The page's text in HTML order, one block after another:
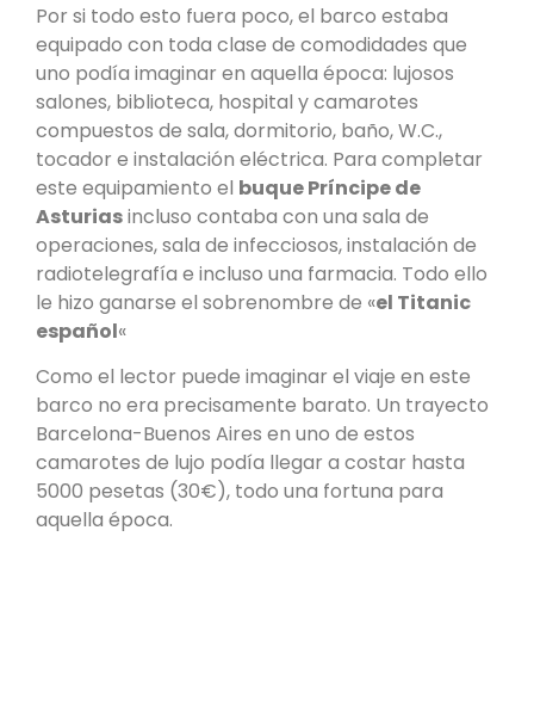
Por si todo esto fuera poco, el barco estaba
equipado con toda clase de comodidades que
uno podía imaginar en aquella época: lujosos
salones, biblioteca, hospital y camarotes
compuestos de sala, dormitorio, baño, W.C.,
tocador e instalación eléctrica. Para completar
este equipamiento el buque Príncipe de
Asturiasincluso contaba con una sala de
operaciones, sala de infecciosos, instalación de
radiotelegrafía e incluso una farmacia. Todo ello
le hizo ganarse el sobrenombre de «el Titanic
español«
Como el lector puede imaginar el viaje en este
barco no era precisamente barato. Un trayecto
Barcelona-Buenos Aires en uno de estos
camarotes de lujo podía llegar a costar hasta
5000 pesetas (30€), todo una fortuna para
aquella época.